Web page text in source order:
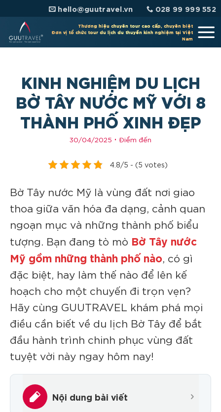
đến
dung
hello@guutravel.vn 028 99 999 552
Thương hiệu chuyên tour cao cấp, chuyên biệt
Đơn vị tổ chức tour du lịch du thuyền kinh nghiệm tại Việt
Nam
KINH NGHIỆM DU LỊCH
BỜ TÂY NƯỚC MỸ VỚI 8
THÀNH PHỐ XINH ĐẸP
30/04/2025 Điểm đến
4.8/5 - (5 votes)
Bờ Tây nước Mỹ là vùng đất nơi giao
thoa giữa văn hóa đa dạng, cảnh quan
ngoạn mục và những thành phố biểu
tượng. Bạn đang tò mò Bờ Tây nước
Mỹ gồm những thành phố nào, có gì
đặc biệt, hay làm thế nào để lên kế
hoạch cho một chuyến đi trọn vẹn?
Hãy cùng GUUTRAVEL khám phá mọi
điều cần biết về du lịch Bờ Tây để bắt
đầu hành trình chinh phục vùng đất
tuyệt vời này ngay hôm nay!